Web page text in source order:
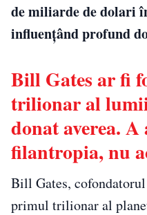
de miliarde de dolari
influențând profund
Bill Gates ar fi
trilionar al
donat averea. A
filantropia, nu
Bill Gates,
primul trilionar al